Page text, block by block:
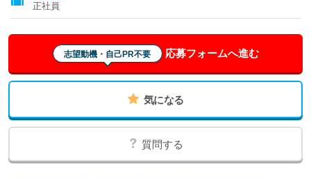
正社員
志望動機・自己PR不要 応募フォームへ進む
気になる
質問する